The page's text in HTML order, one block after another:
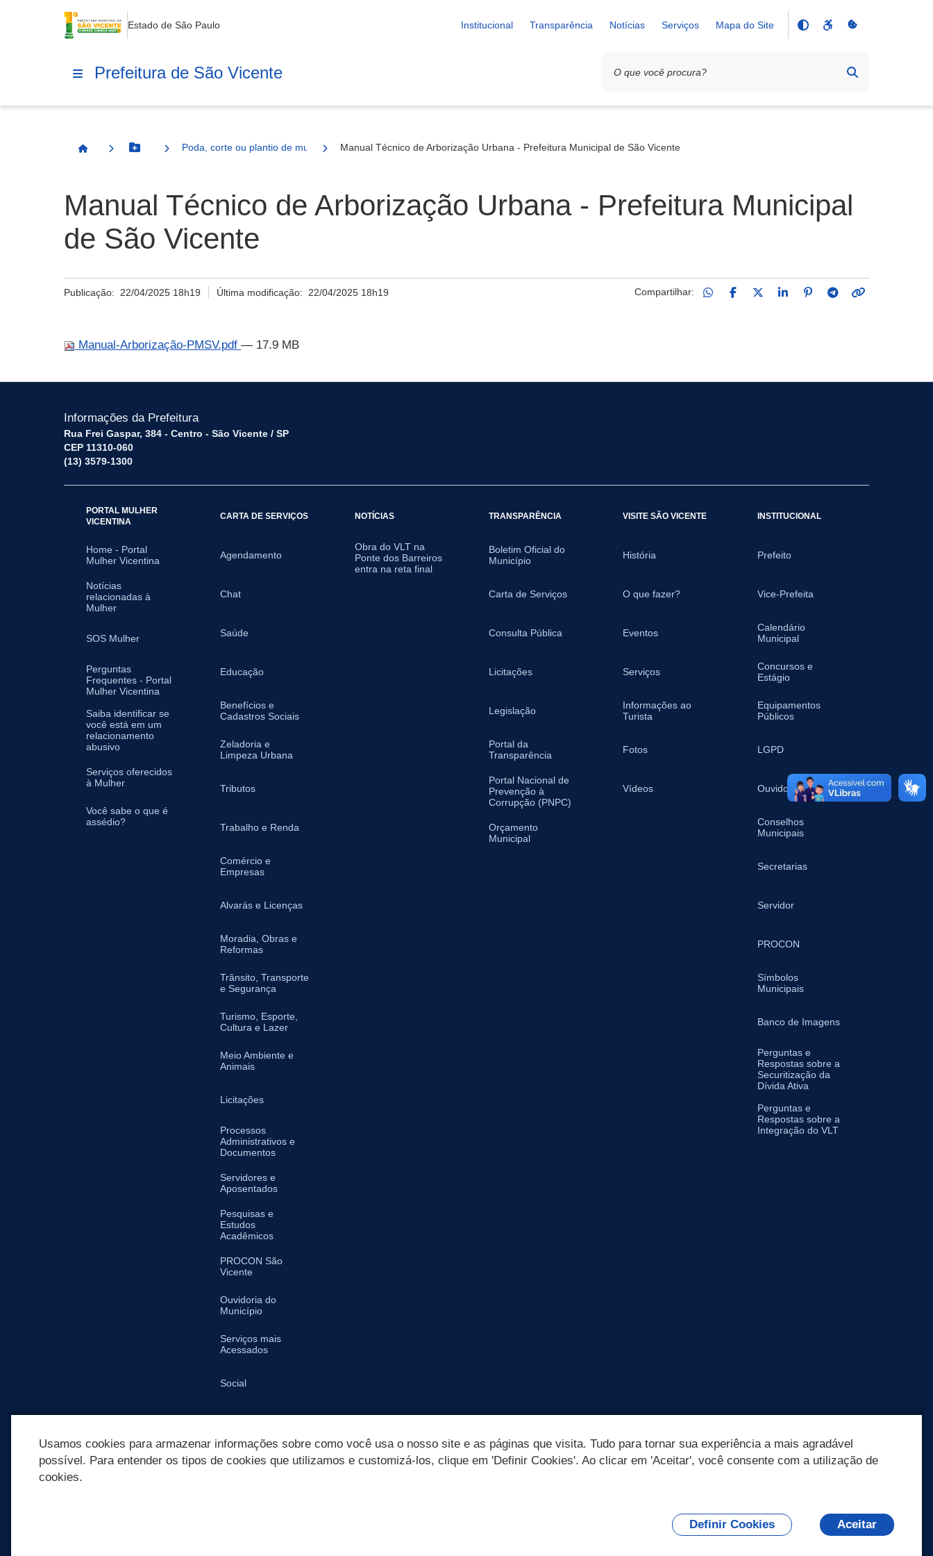
Estado de São Paulo Institucional Transparência Notícias Serviços Mapa do Site
Prefeitura de São Vicente
Página InicialBotão Menu
Poda, corte ou plantio de mudas de espécies arbóreasManual Técnico de Arborização Urbana - Prefeitura Municipal de São Vicente
Manual Técnico de Arborização Urbana - Prefeitura Municipal
de São Vicente
Publicação: 22/04/2025 18h19 Última modificação: 22/04/2025 18h19 Compartilhar:
Manual-Arborização-PMSV.pdf — 17.9 MB
Informações da Prefeitura
Rua Frei Gaspar, 384 - Centro - São Vicente / SP
CEP 11310-060
(13) 3579-1300
PORTAL MULHER
VICENTINA
Home - Portal
Mulher Vicentina
Notícias
relacionadas à
Mulher
SOS Mulher
Perguntas
Frequentes - Portal
Mulher Vicentina
Saiba identificar se
você está em um
relacionamento
abusivo
Serviços oferecidos
à Mulher
Você sabe o que é
assédio?
CARTA DE SERVIÇOS
Agendamento
Chat
Saúde
Educação
Benefícios e
Cadastros Sociais
Zeladoria e
Limpeza Urbana
Tributos
Trabalho e Renda
Comércio e
Empresas
Alvarás e Licenças
Moradia, Obras e
Reformas
Trânsito, Transporte
e Segurança
Turismo, Esporte,
Cultura e Lazer
Meio Ambiente e
Animais
Licitações
Processos
Administrativos e
Documentos
Servidores e
Aposentados
Pesquisas e
Estudos
Acadêmicos
PROCON São
Vicente
Ouvidoria do
Município
Serviços mais
Acessados
Social
NOTÍCIAS
Obra do VLT na
Ponte dos Barreiros
entra na reta final
TRANSPARÊNCIA
Boletim Oficial do
Município
Carta de Serviços
Consulta Pública
Licitações
Legislação
Portal da
Transparência
Portal Nacional de
Prevenção à
Corrupção (PNPC)
Orçamento
Municipal
VISITE SÃO VICENTE
História
O que fazer?
Eventos
Serviços
Informações ao
Turista
Fotos
Vídeos
INSTITUCIONAL
Prefeito
Vice-Prefeita
Calendário
Municipal
Concursos e
Estágio
Equipamentos
Públicos
LGPD
Ouvidoria
Conselhos
Municipais
Secretarias
Servidor
PROCON
Símbolos
Municipais
Banco de Imagens
Perguntas e
Respostas sobre a
Securitização da
Dívida Ativa
Perguntas e
Respostas sobre a
Integração do VLT
Usamos cookies para armazenar informações sobre como você usa o nosso site e as páginas que visita. Tudo para tornar sua experiência a mais agradável
possível. Para entender os tipos de cookies que utilizamos e customizá-los, clique em 'Definir Cookies'. Ao clicar em 'Aceitar', você consente com a utilização de
cookies.
Definir Cookies Aceitar
posso te ajudar?